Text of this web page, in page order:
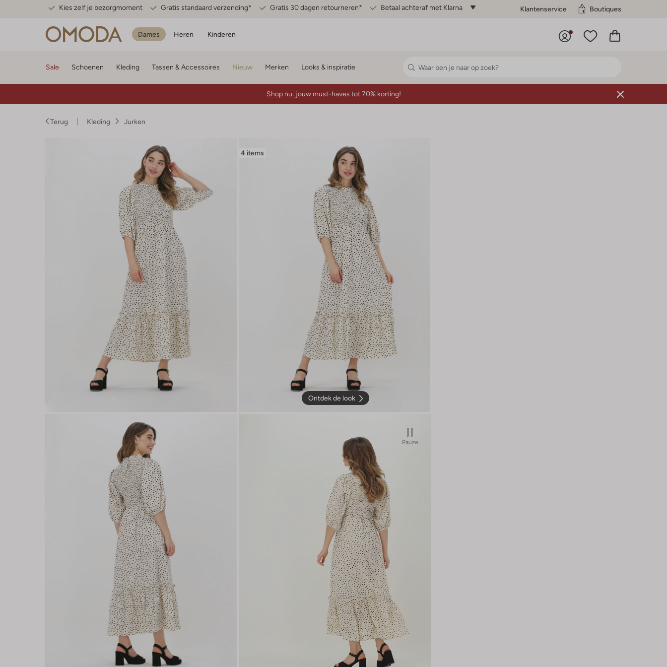
Kies zelf je bezorgmoment Gratis standaard verzending* Gratis 30 dagen retourneren* Betaal achteraf met Klarna Klantenservice Boutiques
Dames Heren Kinderen
Sale Schoenen Kleding Tassen & Accessoires Nieuw Merken Looks & inspiratie
Shop nu: jouw must-haves tot 70% korting!
Terug Kleding Jurken
4 items
Ontdek de look
Pauze